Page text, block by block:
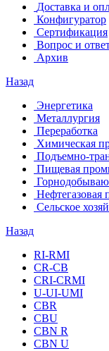
Доставка и
Конфигуратор
Сертификация
Вопрос и
Архив
Назад
Энергетика
Металлургия
Переработка
Химическая
Подъемно-
Пищевая
Сельское
Назад
RI-RMI
CR-CB
СRI-СRMI
U-UI-UMI
CBR
CBU
CBN R
CBN U